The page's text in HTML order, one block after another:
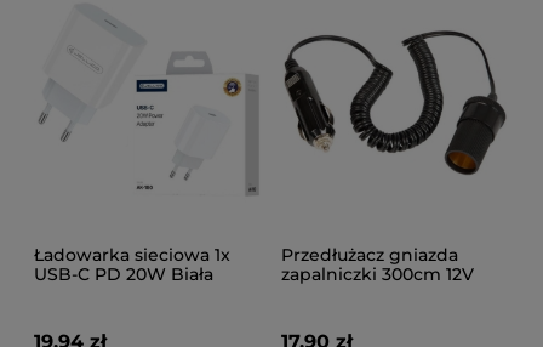
Ładowarka sieciowa 1x
USB-C PD 20W Biała
19,94 zł
Przedłużacz gniazda
zapalniczki 300cm 12V
17,90 zł